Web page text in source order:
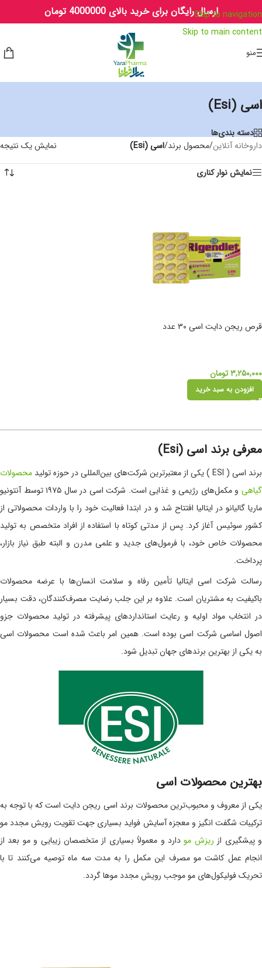
Skip to navigation
Skip to main content
ارسال رایگان برای خرید بالای 4000000 تومان
منو
اسی (Esi)
دسته بندی‌ها
داروخانه آنلاین/محصول برند/اسی (Esi) نمایش یک نتیجه
نمایش نوار کناری
قرص ریجن دایت اسی ۳۰ عدد
۳,۲۵۰,۰۰۰تومان
افزودن به سبد خرید
معرفی برند اسی (Esi)
برند اسی ( ESI ) یکی از معتبرترین شرکت‌های بین‌المللی در حوزه تولید
محصولات
گیاهی
و مکمل‌های رژیمی و غذایی است. شرکت اسی در سال ۱۹۷۵ توسط آنتونیو
ماریا گالیانو در ایتالیا افتتاح شد و در ابتدا فعالیت خود را با واردات محصولاتی از
کشور سوئیس آغاز کرد. پس از مدتی کوتاه با استفاده از افراد متخصص به تولید
محصولات خاص خود، با فرمول‌های جدید و علمی مدرن و البته طبق نیاز بازار،
پرداخت.
رسالت شرکت اسی ایتالیا تأمین رفاه و سلامت انسان‌ها با عرضه محصولات
باکیفیت به مشتریان است. علاوه بر این جلب رضایت مصرف‌کنندگان، دقت بسیار
در انتخاب مواد اولیه و رعایت استانداردهای پیشرفته در تولید محصولات جزو
اصول اساسی شرکت اسی بوده است. همین امر باعث شده است محصولات اسی
به یکی از بهترین برندهای جهان تبدیل شود.
بهترین محصولات اسی
یکی از معروف و محبوب‌ترین محصولات برند اسی ریجن دایت است که با توجه به
ترکیبات شگفت انگیز و معجزه آسایش فواید بسیاری جهت تقویت رویش مجدد مو
و پیشگیری از ریزش مودارد و معمولاً بسیاری از متخصصان زیبایی و مو بعد از
انجام عمل کاشت مو مصرف این مکمل را به مدت سه ماه توصیه می‌کنند تا با
تحریک فولیکول‌های مو موجب رویش مجدد موها گردد.